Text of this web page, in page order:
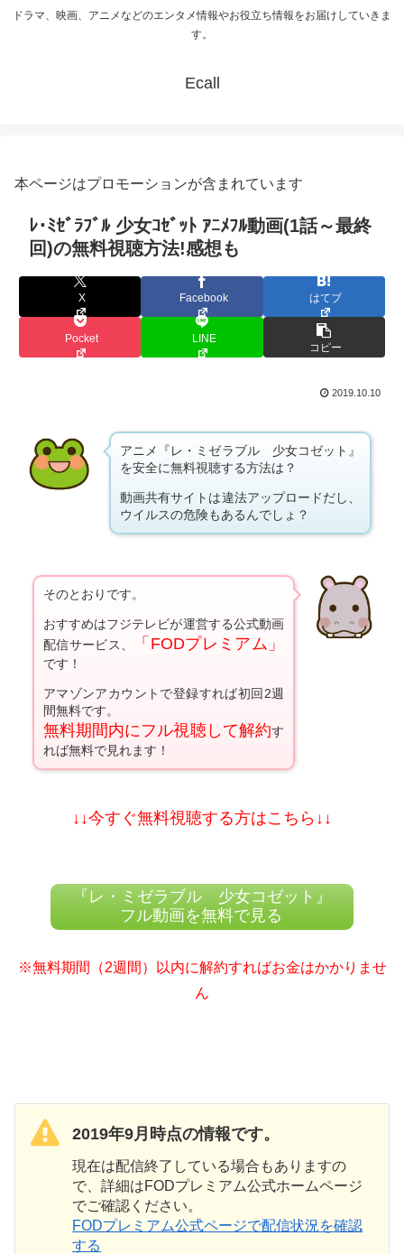
ドラマ、映画、アニメなどのエンタメ情報やお役立ち情報をお届けしていきま
す。
Ecall
本ページはプロモーションが含まれています
ﾚ･ﾐｾﾞﾗﾌﾞﾙ 少女ｺｾﾞｯﾄ ｱﾆﾒﾌﾙ動画(1話～最終
回)の無料視聴方法!感想も
X Facebook はてブ
Pocket LINE
コピー
2019.10.10
アニメ『レ・ミゼラブル 少女コゼット』
を安全に無料視聴する方法は？
動画共有サイトは違法アップロードだし、
ウイルスの危険もあるんでしょ？
そのとおりです。
おすすめはフジテレビが運営する公式動画
配信サービス、
「FODプレミアム」
です！
アマゾンアカウントで登録すれば初回2週
間無料です。
無料期間内にフル視聴して解約す
れば無料で見れます！
↓↓今すぐ無料視聴する方はこちら↓↓
『レ・ミゼラブル 少女コゼット』
フル動画を無料で見る
※無料期間（2週間）以内に解約すればお金はかかりませ
ん
2019年9月時点の情報です。
現在は配信終了している場合もありますの
で、詳細はFODプレミアム公式ホームページ
でご確認ください。
FODプレミアム公式ページで配信状況を確認
する